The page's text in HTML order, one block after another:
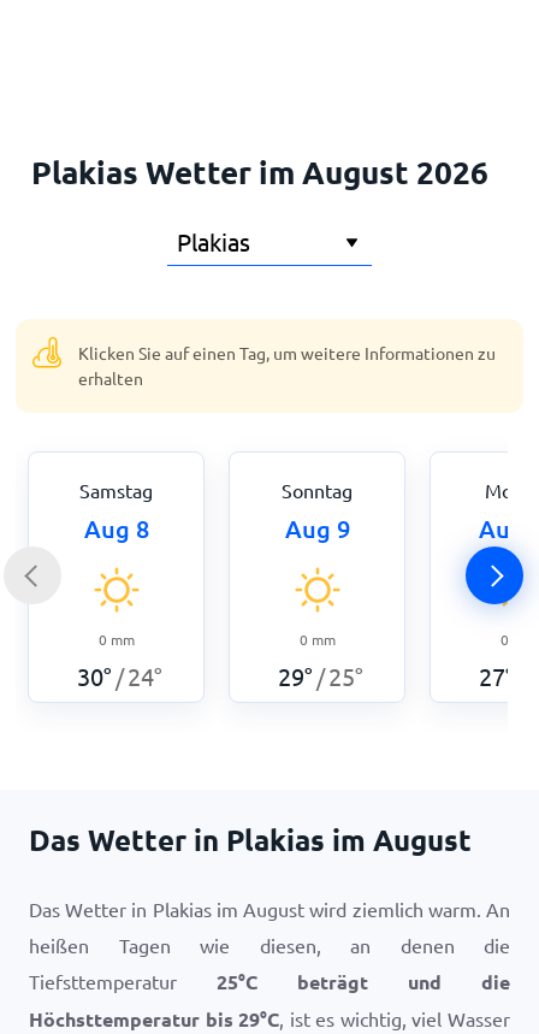
Plakias Wetter im August 2026
Klicken Sie auf einen Tag, um weitere Informationen zu
erhalten
Samstag
Aug 8
0 mm
30° /24°
Sonntag
Aug 9
0 mm
29° /25°
Aug
0
27°
Das Wetter in Plakias im August
Das Wetter in Plakias im August wird ziemlich warm. An
heißen Tagen wie diesen, an denen die
Tiefsttemperatur 25°C beträgt und die
Höchsttemperatur bis29°C, ist es wichtig, viel Wasser